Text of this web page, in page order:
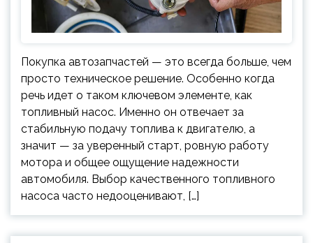
Покупка автозапчастей — это всегда больше, чем
просто техническое решение. Особенно когда
речь идет о таком ключевом элементе, как
топливный насос. Именно он отвечает за
стабильную подачу топлива к двигателю, а
значит — за уверенный старт, ровную работу
мотора и общее ощущение надежности
автомобиля. Выбор качественного топливного
насоса часто недооценивают, […]